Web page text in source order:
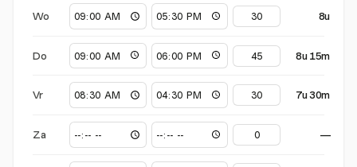
Wo 8u
Do 8u 15m
Vr 7u 30m
Za —